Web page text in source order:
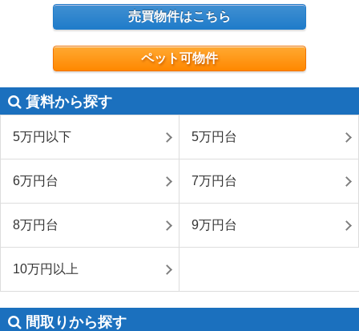
売買物件はこちら
ペット可物件
賃料から探す
5万円以下 5万円台
6万円台 7万円台
8万円台 9万円台
10万円以上
間取りから探す